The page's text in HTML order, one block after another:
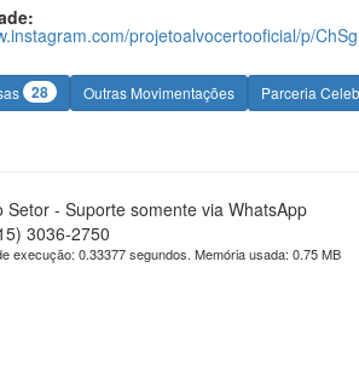
projetoalvocertooficial/p/
28 Outras Movimentações Parceria
- Suporte somente via WhatsApp
3036-2750
execução: 0.33377 segundos. Memória usada: 0.75 MB